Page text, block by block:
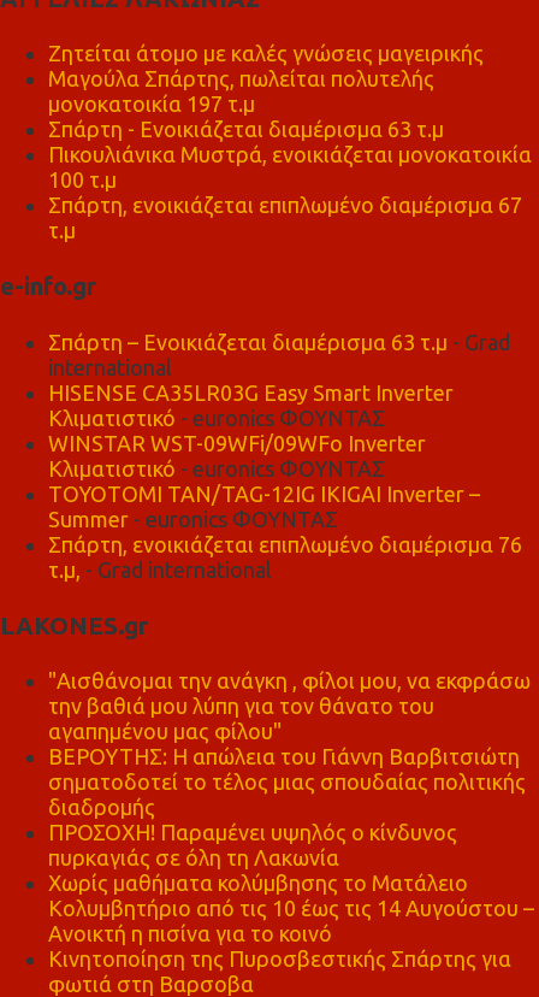
Ζητείται άτομο με καλές γνώσεις μαγειρικής
Μαγούλα Σπάρτης, πωλείται πολυτελής
μονοκατοικία 197 τ.μ
Σπάρτη - Ενοικιάζεται διαμέρισμα 63 τ.μ
Πικουλιάνικα Μυστρά, ενοικιάζεται μονοκατοικία
100 τ.μ
Σπάρτη, ενοικιάζεται επιπλωμένο διαμέρισμα 67
τ.μ
e-info.gr
Σπάρτη – Ενοικιάζεται διαμέρισμα 63 τ.μ - Grad
international
HISENSE CA35LR03G Easy Smart Inverter
Κλιματιστικό - euronics ΦΟΥΝΤΑΣ
WINSTAR WST-09WFi/09WFo Inverter
Κλιματιστικό - euronics ΦΟΥΝΤΑΣ
TOYOTOMI TAN/TAG-12IG IKIGAI Inverter –
Summer - euronics ΦΟΥΝΤΑΣ
Σπάρτη, ενοικιάζεται επιπλωμένο διαμέρισμα 76
τ.μ, - Grad international
LAKONES.gr
"Αισθάνομαι την ανάγκη , φίλοι μου, να εκφράσω
την βαθιά μου λύπη για τον θάνατο του
αγαπημένου μας φίλου"
ΒΕΡΟΥΤΗΣ: Η απώλεια του Γιάννη Βαρβιτσιώτη
σηματοδοτεί το τέλος μιας σπουδαίας πολιτικής
διαδρομής
ΠΡΟΣΟΧΗ! Παραμένει υψηλός ο κίνδυνος
πυρκαγιάς σε όλη τη Λακωνία
Χωρίς μαθήματα κολύμβησης το Ματάλειο
Κολυμβητήριο από τις 10 έως τις 14 Αυγούστου –
Ανοικτή η πισίνα για το κοινό
Κινητοποίηση της Πυροσβεστικής Σπάρτης για
φωτιά στη Βαρσοβα